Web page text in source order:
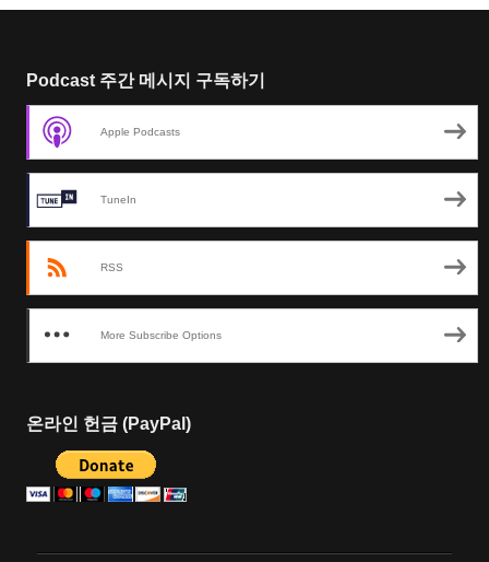
Podcast 주간 메시지 구독하기
Apple Podcasts
TuneIn
RSS
More Subscribe Options
온라인 헌금 (PayPal)